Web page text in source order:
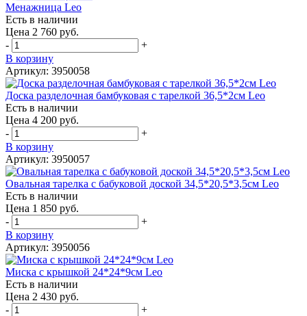
Менажница Leo
Есть в наличии
Цена 2 760 руб.
-
+
В корзину
Артикул: 3950058
Доска разделочная бамбуковая с тарелкой 36,5*2см Leo
Есть в наличии
Цена 4 200 руб.
-
+
В корзину
Артикул: 3950057
Овальная тарелка с бабуковой доской 34,5*20,5*3,5см Leo
Есть в наличии
Цена 1 850 руб.
-
+
В корзину
Артикул: 3950056
Миска с крышкой 24*24*9см Leo
Есть в наличии
Цена 2 430 руб.
-
+